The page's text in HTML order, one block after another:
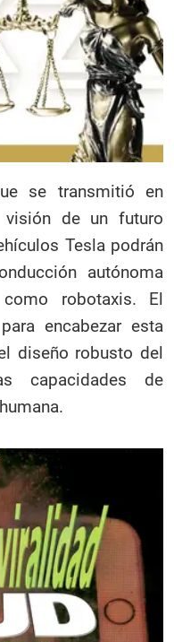
se transmitió en
de un futuro
Tesla podrán
autónoma
robotaxis. El
encabezar esta
diseño robusto del
capacidades de